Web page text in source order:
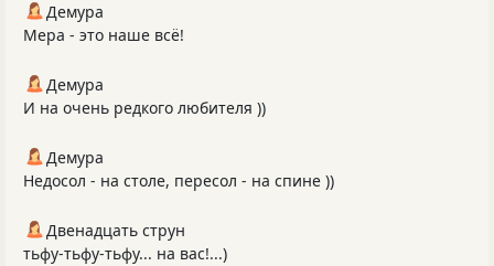
Демура
Мера - это наше всё!
Демура
И на очень редкого любителя ))
Демура
Недосол - на столе, пересол - на спине ))
Двенадцать струн
тьфу-тьфу-тьфу... на вас!...)